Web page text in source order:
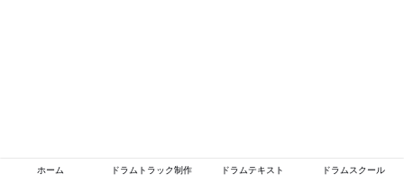
ホーム ドラムトラック制作 ドラムテキスト ドラムスクール